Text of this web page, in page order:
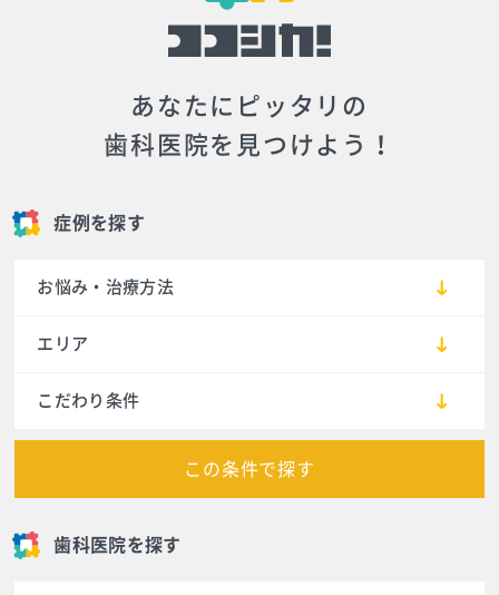
あなたにピッタリの
歯科医院を見つけよう！
症例を探す
お悩み・治療方法
エリア
こだわり条件
この条件で探す
歯科医院を探す